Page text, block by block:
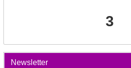
3
Newsletter